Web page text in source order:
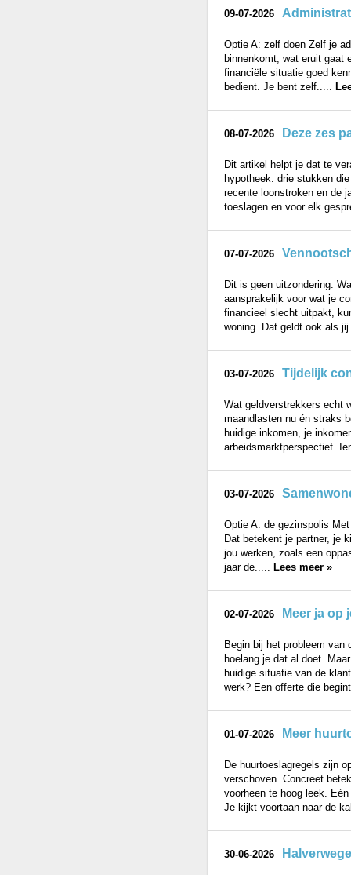
09-07-2026
Optie A: zelf doen Zelf je
binnenkomt, wat eruit gaat
financiële situatie goed
bedient. Je bent zelf.....
08-07-2026 Deze zes
Dit artikel helpt je dat te
hypotheek: drie stukken
recente loonstroken en de
toeslagen en voor elk
07-07-2026
Dit is geen uitzondering.
aansprakelijk voor wat je
financieel slecht uitpakt,
woning. Dat geldt ook als
03-07-2026 Tijdelijk
Wat geldverstrekkers echt
maandlasten nu én straks
huidige inkomen, je
arbeidsmarktperspectief.
03-07-2026
Optie A: de gezinspolis
Dat betekent je partner, je
jou werken, zoals een
jaar de..... Lees meer »
02-07-2026 Meer ja op
Begin bij het probleem van
hoelang je dat al doet.
huidige situatie van de
werk? Een offerte die
01-07-2026 Meer
De huurtoeslagregels zijn
verschoven. Concreet
voorheen te hoog leek.
Je kijkt voortaan naar de
30-06-2026